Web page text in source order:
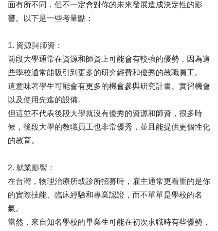
面有所不同，但不一定會對你的未來發展造成決定性的影
響。以下是一些考量點：
1. 資源與師資：
前段大學通常在資源和師資上可能會有較強的優勢，因為這
些學校通常能吸引到更多的研究經費和優秀的教職員工。
這意味著學生可能會有更多的機會參與研究計畫、實習機會
以及使用先進的設備。
但這並不代表後段大學就沒有優秀的資源和師資，很多時
候，後段大學的教職員工也非常優秀，並且能提供更個性化
的教育。
2. 就業影響：
在台灣，物理治療所或診所招募時，雇主通常更看重的是你
的實際技能、臨床經驗和專業認證，而不單單是學校的名
氣。
當然，來自知名學校的畢業生可能在初次求職時有些優勢，